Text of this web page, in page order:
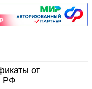
от
РФ